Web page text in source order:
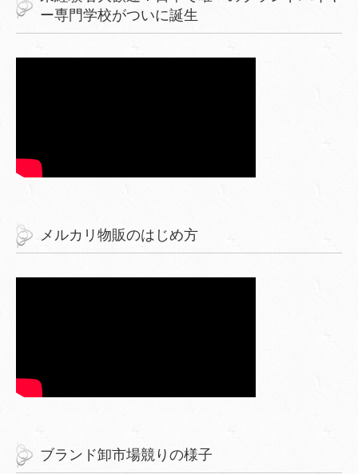
ー専門学校がついに誕生
メルカリ物販のはじめ方
ブランド卸市場競りの様子